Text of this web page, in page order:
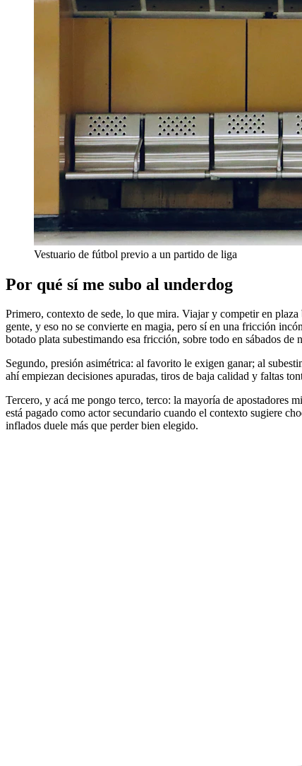
Vestuario de fútbol previo a un partido de liga
Por qué sí me subo al underdog
Primero, contexto de sede, lo que mira. Viajar y competir en
gente, y eso no se convierte en magia, pero sí en una fricción
botado plata subestimando esa fricción, sobre todo en sábados
Segundo, presión asimétrica: al favorito le exigen ganar; al
ahí empiezan decisiones apuradas, tiros de baja calidad y faltas
Tercero, y acá me pongo terco, terco: la mayoría de apostadores
está pagado como actor secundario cuando el contexto sugiere
inflados duele más que perder bien elegido.